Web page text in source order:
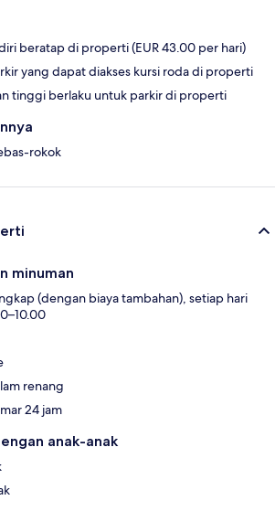
beratap di properti (EUR 43.00 per hari)
yang dapat diakses kursi roda di properti
tinggi berlaku untuk parkir di properti
rokok
minuman
(dengan biaya tambahan), setiap hari
renang
24 jam
anak-anak